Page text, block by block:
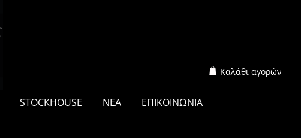
Καλάθι αγορών
STOCKHOUSE ΝΕΑ
ΕΠΙΚΟΙΝΩΝΙΑ